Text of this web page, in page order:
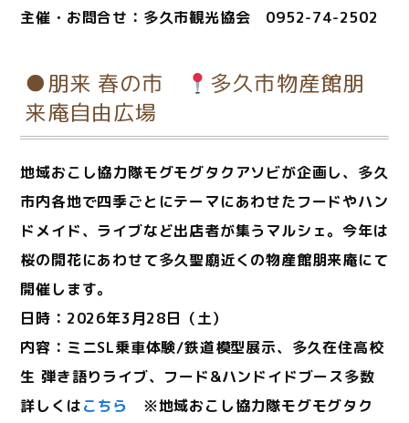
主催・お問合せ：多久市観光協会 0952-74-2502
●朋来 春の市
多久市物産館朋
来庵自由広場
地域おこし協力隊モグモグタクアソビが企画し、多久
市内各地で四季ごとにテーマにあわせたフードやハン
ドメイド、ライブなど出店者が集うマルシェ。今年は
桜の開花にあわせて多久聖廟近くの物産館朋来庵にて
開催します。
日時：2026年3月28日（土）
内容：ミニSL乗車体験/鉄道模型展示、多久在住高校
生 弾き語りライブ、フード&ハンドイドブース多数
詳しくはこちら
※地域おこし協力隊モグモグタク